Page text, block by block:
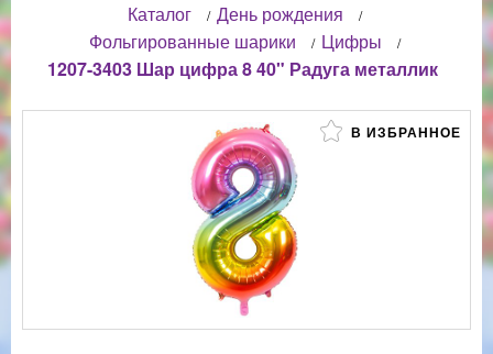
Каталог / День рождения /
Фольгированные шарики / Цифры /
1207-3403 Шар цифра 8 40" Радуга металлик
В ИЗБРАННОЕ